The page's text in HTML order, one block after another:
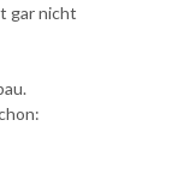
gar nicht